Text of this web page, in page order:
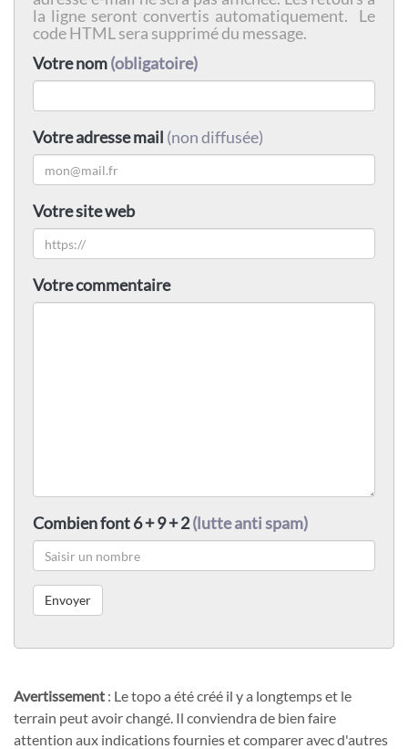
la ligne seront convertis automatiquement. Le
code HTML sera supprimé du message.
Votre nom(obligatoire)
Votre adresse mail (non diffusée)
Votre site web
Votre commentaire
Combien font 6 + 9 + 2(lutte anti spam)
Avertissement : Le topo a été créé il y a longtemps et le
terrain peut avoir changé. Il conviendra de bien faire
attention aux indications fournies et comparer avec d'autres